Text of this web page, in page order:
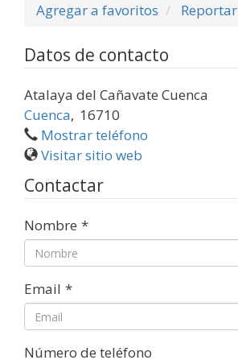
Agregar a favoritos
Reportar
Datos de contacto
Atalaya del Cañavate Cuenca
Cuenca, 16710
Mostrar teléfono
Visitar sitio web
Contactar
Nombre *
Email *
Número de teléfono